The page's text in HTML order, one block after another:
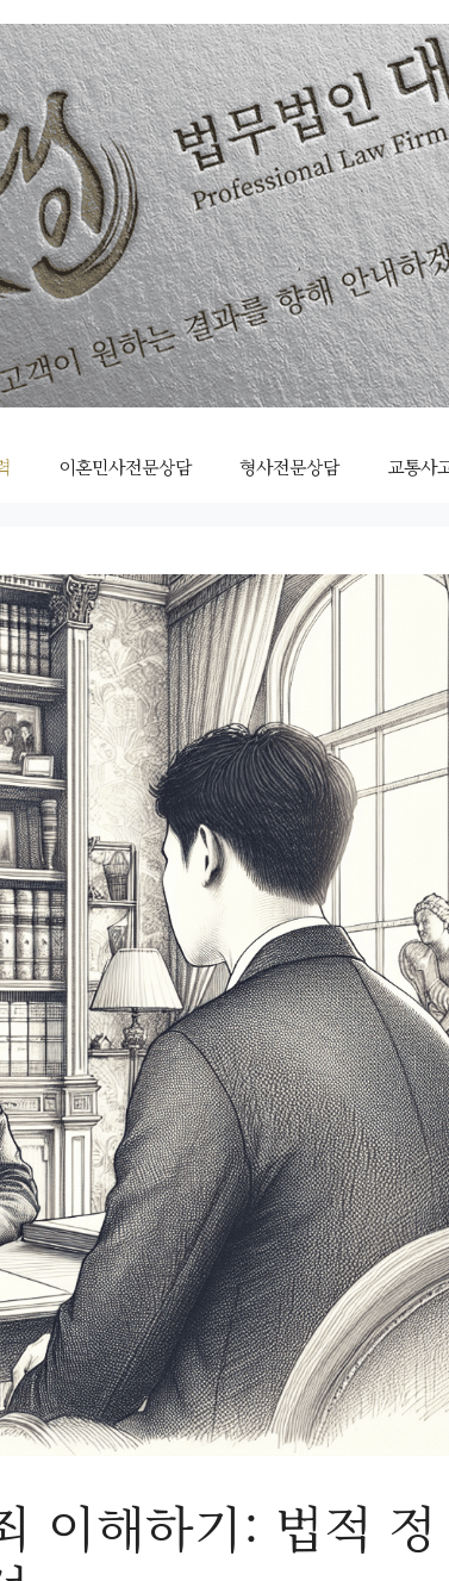
이혼민사전문상담 형사전문상담 교통사
이해하기: 법적 정